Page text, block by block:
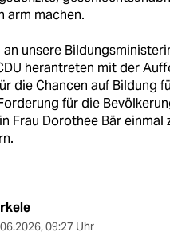
arm machen.
an unsere
herantreten mit der
die Chancen auf Bildung
für die
Frau Dorothee Bär einmal
, 09:27 Uhr